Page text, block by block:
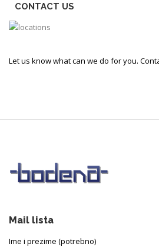
CONTACT US
Let us know what can we do for you.
Mail lista
Ime i prezime (potrebno)